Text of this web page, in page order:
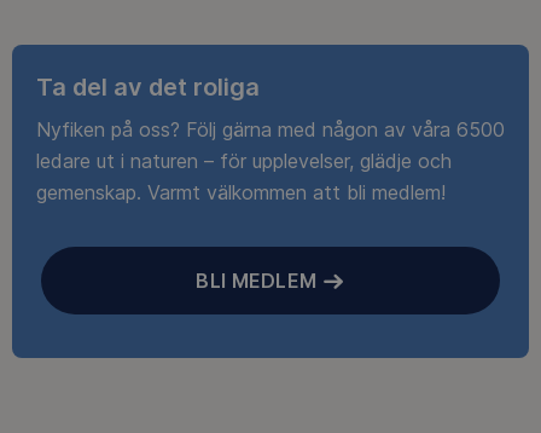
Ta del av det roliga
Nyfiken på oss? Följ gärna med någon av våra 6500
ledare ut i naturen – för upplevelser, glädje och
gemenskap. Varmt välkommen att bli medlem!
BLI MEDLEM